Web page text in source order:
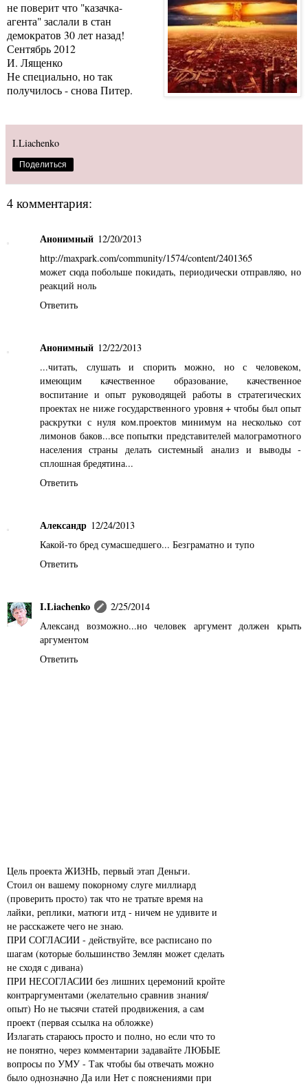
не поверит что "казачка-
агента" заслали в стан
демократов 30 лет назад!
Сентябрь 2012
И. Лященко
Не специально, но так
получилось - снова Питер.
I.Liachenko
Поделиться
4 комментария:
Анонимный 12/20/2013
http://maxpark.com/community/1574/content/2401365
может сюда побольше покидать, периодически отправляю, но
реакций ноль
Ответить
Анонимный 12/22/2013
...читать, слушать и спорить можно, но с человеком,
имеющим качественное образование, качественное
воспитание и опыт руководящей работы в стратегических
проектах не ниже государственного уровня + чтобы был опыт
раскрутки с нуля ком.проектов минимум на несколько сот
лимонов баков...все попытки представителей малограмотного
населения страны делать системный анализ и выводы -
сплошная бредятина...
Ответить
Александр 12/24/2013
Какой-то бред сумасшедшего... Безграматно и тупо
Ответить
I.Liachenko
2/25/2014
Александ возможно...но человек аргумент должен крыть
аргументом
Ответить
Цель проекта ЖИЗНЬ, первый этап Деньги.
Стоил он вашему покорному слуге миллиард
(проверить просто) так что не тратьте время на
лайки, реплики, матюги итд - ничем не удивите и
не расскажете чего не знаю.
ПРИ СОГЛАСИИ - действуйте, все расписано по
шагам (которые большинство Землян может сделать
не сходя с дивана)
ПРИ НЕСОГЛАСИИ без лишних церемоний кройте
контраргументами (желательно сравнив знания/
опыт) Но не тысячи статей продвижения, а сам
проект (первая ссылка на обложке)
Излагать стараюсь просто и полно, но если что то
не понятно, через комментарии задавайте ЛЮБЫЕ
вопросы по УМУ - Так чтобы бы отвечать можно
было однозначно Да или Нет с пояснениями при